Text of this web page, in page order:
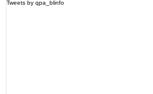
Tweets by qpa_blinfo